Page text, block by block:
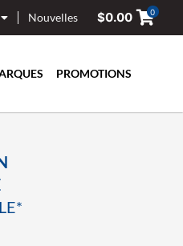
Nouvelles $0.00 0
PROMOTIONS